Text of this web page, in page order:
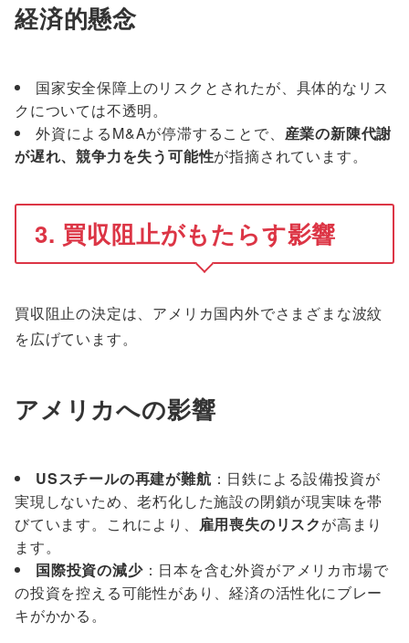
経済的懸念
国家安全保障上のリスクとされたが、具体的なリス
クについては不透明。
外資によるM&Aが停滞することで、 産業の新陳代謝
が遅れ、競争力を失う可能性が指摘されています。
3. 買収阻止がもたらす影響
買収阻止の決定は、アメリカ国内外でさまざまな波紋
を広げています。
アメリカへの影響
USスチールの再建が難航 ：日鉄による設備投資が
実現しないため、老朽化した施設の閉鎖が現実味を帯
びています。これにより、 雇用喪失のリスクが高まり
ます。
国際投資の減少：日本を含む外資がアメリカ市場で
の投資を控える可能性があり、経済の活性化にブレー
キがかかる。